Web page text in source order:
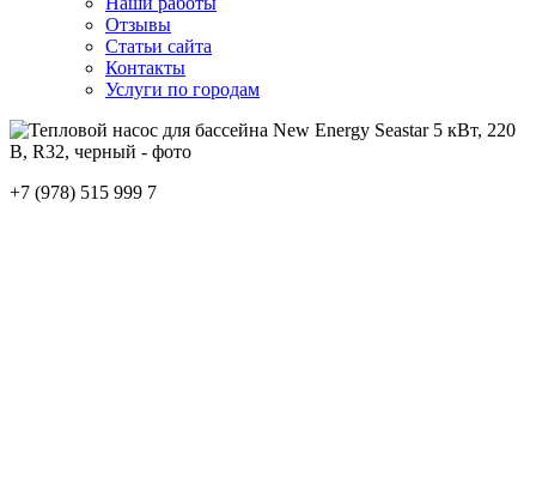
Отзывы
Статьи сайта
Контакты
Услуги по городам
+7 (978) 515 999 7